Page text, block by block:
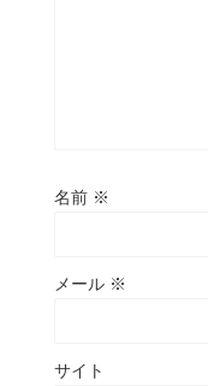
名前 ※
メール ※
サイト